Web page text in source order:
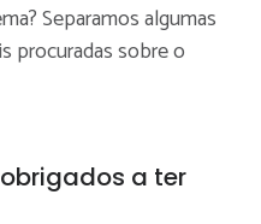
Separamos algumas
procuradas sobre o
a ter